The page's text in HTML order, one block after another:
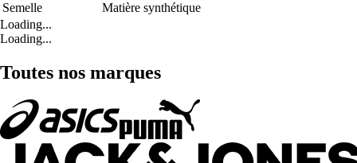
Semelle
Matière synthétique
Loading...
Loading...
Toutes nos marques